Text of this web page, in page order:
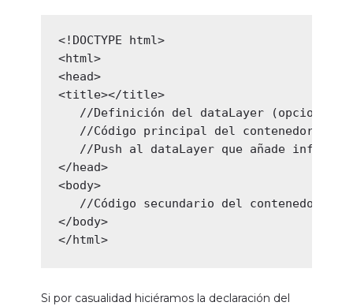
<!DOCTYPE html>
<html>
<head>
<title></title>
   //Definición del dataLayer (opcional)
//Código principal del contenedor de
//Push al dataLayer que añade
</head>
<body>
//Código secundario del contenedor de
</body>
</html>
Si por casualidad hiciéramos la declaración del